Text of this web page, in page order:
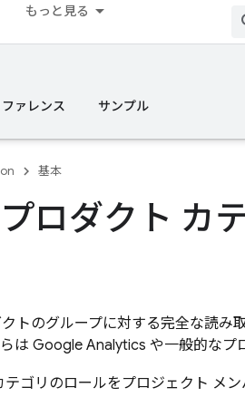
もっと見る
ファレンス サンプル
基本
ロダクト カ
トのグループに対する完全な読み
は Google Analytics や一般的なプ
ゴリのロールをプロジェクト メン